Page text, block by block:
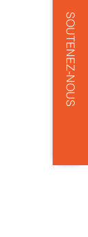
SOUTENEZ-NOUS